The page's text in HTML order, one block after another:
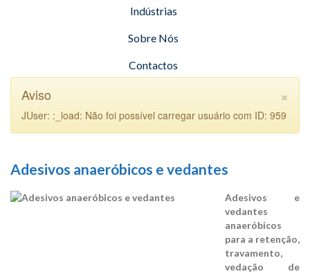
Indústrias
Sobre Nós
Contactos
×
Aviso
JUser: :_load: Não foi possível carregar usuário com ID: 959
Adesivos anaeróbicos e vedantes
Adesivos e
vedantes
anaeróbicos
para a retenção,
travamento,
vedação de